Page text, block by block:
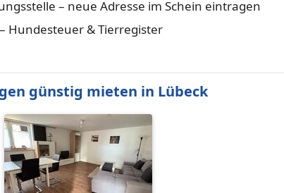
– neue Adresse im Schein eintragen
Hundesteuer & Tierregister
günstig mieten in Lübeck